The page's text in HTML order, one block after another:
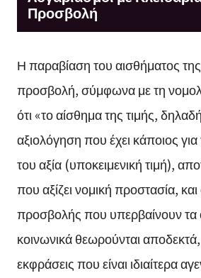
Προσβολή
Η παραβίαση του αισθήματος
προσβολή, σύμφωνα με τη
ότι «το αίσθημα της τιμής,
αξιολόγηση που έχει κάποιος
του αξία (υποκειμενική τιμή),
που αξίζει νομική προστασία, και
προσβολής που υπερβαίνουν τα
κοινωνικά θεωρούνται
εκφράσεις που είναι ιδιαίτερα